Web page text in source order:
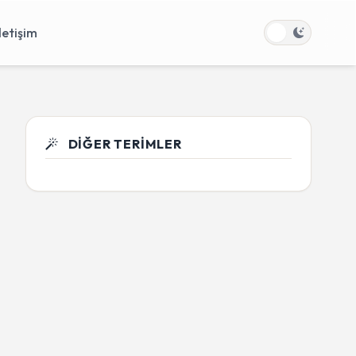
DIĞER TERIMLER